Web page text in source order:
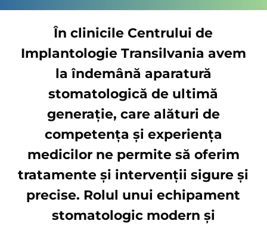
În clinicile Centrului de
Implantologie Transilvania avem
la îndemână aparatură
stomatologică de ultimă
generație, care alături de
competența și experiența
medicilor ne permite să oferim
tratamente și intervenții sigure și
precise. Rolul unui echipament
stomatologic modern și